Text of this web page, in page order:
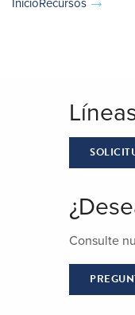
InicioRecursos
Consulte